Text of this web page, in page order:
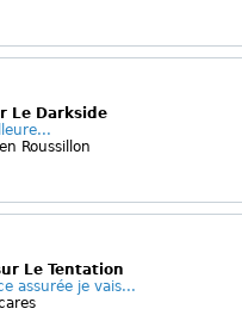
Le Darkside
Roussillon
Le Tentation
assurée je vais...